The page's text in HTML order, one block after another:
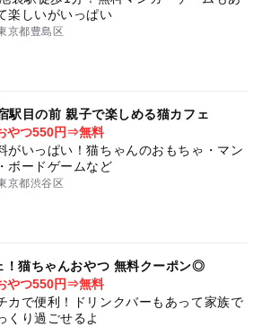
り 梅雨におすすめ
タンプラリー 水あそび
さい子供でも楽しめる 屋内施設
しい 授乳室あり
始 赤ちゃんスペースあり
戯場
楽しいがいっぱい
京都豊島区
駅目の前 親子で楽しめる猫カフェ
やつ550円⇒無料
がいっぱい！猫ちゃんのおもちゃ・マン
ボードゲームなど
京都渋谷区
！猫ちゃんおやつ 無料クーポン◎
やつ550円⇒無料
カで便利！ドリンクバーもあって家族で
くり過ごせるよ